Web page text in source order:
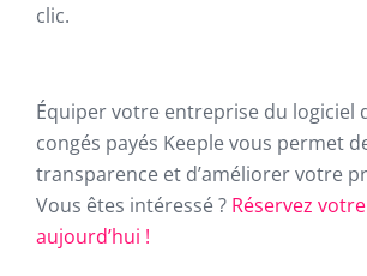
clic.
Équiper votre entreprise du logiciel
congés payés Keeple vous permet
transparence et d’améliorer votre
Vous êtes intéressé ? Réservez
aujourd’hui !